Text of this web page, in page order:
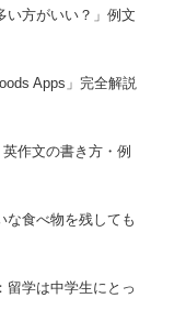
い方がいい？」例文
Apps」完全解説
作文の書き方・例
な食べ物を残しても
留学は中学生にとっ